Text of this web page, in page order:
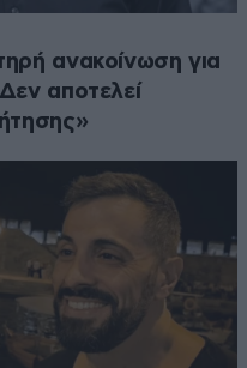
ανακοίνωση για
αποτελεί